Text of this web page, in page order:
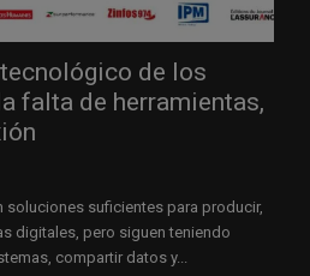
de los
falta de herramientas,
soluciones suficientes para producir,
digitales, pero siguen teniendo
compartir datos y...